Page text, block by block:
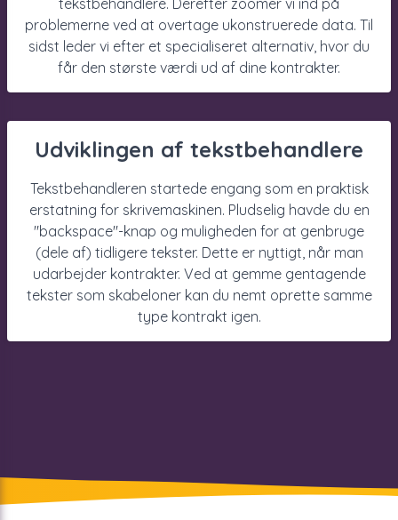
tekstbehandlere. Derefter zoomer vi ind på
problemerne ved at overtage ukonstruerede data. Til
sidst leder vi efter et specialiseret alternativ, hvor du
får den største værdi ud af dine kontrakter.
Udviklingen af tekstbehandlere
Tekstbehandleren startede engang som en praktisk
erstatning for skrivemaskinen. Pludselig havde du en
"backspace"-knap og muligheden for at genbruge
(dele af) tidligere tekster. Dette er nyttigt, når man
udarbejder kontrakter. Ved at gemme gentagende
tekster som skabeloner kan du nemt oprette samme
type kontrakt igen.